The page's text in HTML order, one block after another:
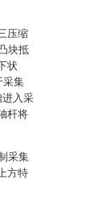
压缩
块抵
状
采集
进入采
杆将
采集
方特